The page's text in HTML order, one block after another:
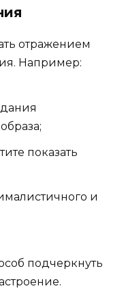
отражением
Например:
показать
и
подчеркнуть